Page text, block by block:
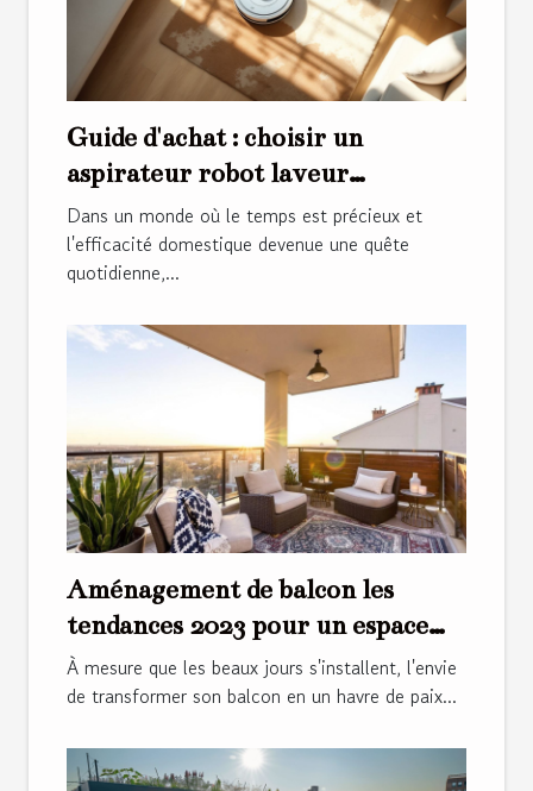
Guide d'achat : choisir un
aspirateur robot laveur
autonettoyant
Dans un monde où le temps est précieux et
l'efficacité domestique devenue une quête
quotidienne,...
Aménagement de balcon les
tendances 2023 pour un espace
cosy et tendance
À mesure que les beaux jours s'installent, l'envie
de transformer son balcon en un havre de paix...